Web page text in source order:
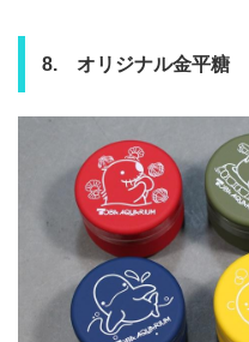
8. オリジナル金平糖